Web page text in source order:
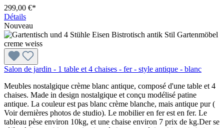
299,00 €*
Détails
Nouveau
Salon de jardin - 1 table et 4 chaises - fer - style antique - blanc
Meubles nostalgique crème blanc antique, composé d'une table et 4
chaises. Made in design nostalgique et conçu modélisé patine
antique. La couleur est pas blanc crème blanche, mais antique pur (
Voir dernières photos de studio). Le mobilier en fer est en fer. Le
tableau pèse environ 10kg, et une chaise environ 7 prix de kg.Der se